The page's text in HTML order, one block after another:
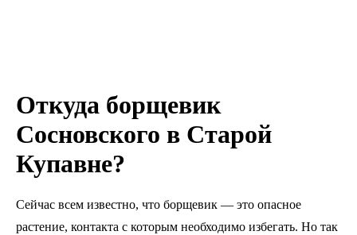
Откуда борщевик
Сосновского в Старой
Купавне?
Сейчас всем известно, что борщевик — это опасное
растение, контакта с которым необходимо избегать. Но так